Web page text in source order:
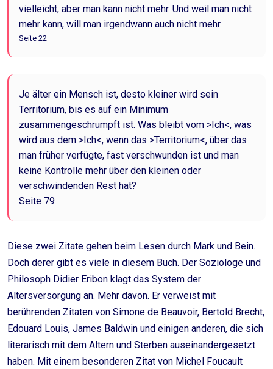
vielleicht, aber man kann nicht mehr. Und weil man nicht
mehr kann, will man irgendwann auch nicht mehr.
Seite 22
Je älter ein Mensch ist, desto kleiner wird sein
Territorium, bis es auf ein Minimum
zusammengeschrumpft ist. Was bleibt vom >Ich<, was
wird aus dem >Ich<, wenn das >Territorium<, über das
man früher verfügte, fast verschwunden ist und man
keine Kontrolle mehr über den kleinen oder
verschwindenden Rest hat?
Seite 79
Diese zwei Zitate gehen beim Lesen durch Mark und Bein.
Doch derer gibt es viele in diesem Buch. Der Soziologe und
Philosoph Didier Eribon klagt das System der
Altersversorgung an. Mehr davon. Er verweist mit
berührenden Zitaten von Simone de Beauvoir, Bertold Brecht,
Edouard Louis, James Baldwin und einigen anderen, die sich
literarisch mit dem Altern und Sterben auseinandergesetzt
haben. Mit einem besonderen Zitat von Michel Foucault